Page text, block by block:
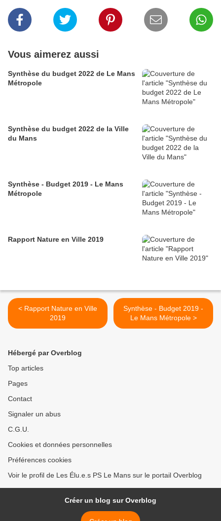
Vous aimerez aussi
Synthèse du budget 2022 de Le Mans
Métropole
Synthèse du budget 2022 de la Ville
du Mans
Synthèse - Budget 2019 - Le Mans
Métropole
Rapport Nature en Ville 2019
< Rapport Nature en Ville
2019
Synthèse - Budget 2019 -
Le Mans Métropole >
Hébergé par Overblog
Top articles
Pages
Contact
Signaler un abus
C.G.U.
Cookies et données personnelles
Préférences cookies
Voir le profil de Les Élu.e.s PS Le Mans sur le portail Overblog
Créer un blog sur Overblog